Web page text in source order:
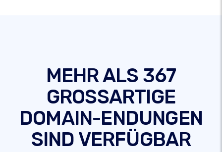
MEHR ALS 367
GROSSARTIGE
DOMAIN-ENDUNGEN
SIND VERFÜGBAR